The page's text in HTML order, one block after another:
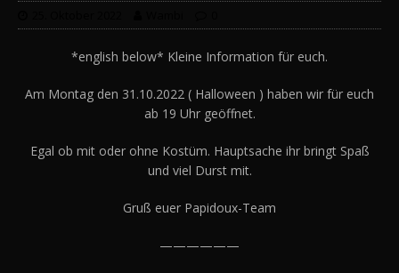
*english below* Kleine Information für euch.
Am Montag den 31.10.2022 ( Halloween ) haben wir für euch
ab 19 Uhr geöffnet.
Egal ob mit oder ohne Kostüm. Hauptsache ihr bringt Spaß
und viel Durst mit.
Gruß euer Papidoux-Team
——————